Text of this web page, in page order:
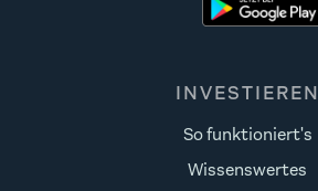
INVESTIEREN
So funktioniert's
Wissenswertes